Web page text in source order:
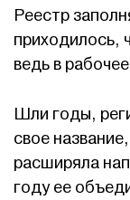
Реестр
приходилось,
ведь в
Шли годы,
свое
расширяла
году ее